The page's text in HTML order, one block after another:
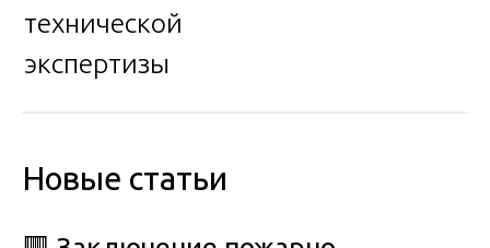
технической
экспертизы
Новые статьи